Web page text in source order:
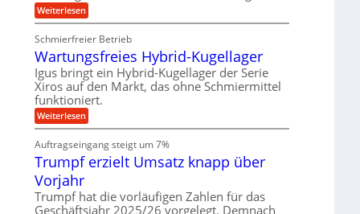
e
g
n
e
n
u
n
d
M
a
s
c
h
i
n
e
b
u
k
z
e
u
k
r
e
s
l
a
f
Weiterlesen:
K
g
e
l
s
c
h
i
e
n
e
r
Schmierfreier Betrieb
Wartungsfreies Hybrid-Kugellager
Igus bringt ein Hybrid-Kugellager der Serie
Xiros auf den Markt, das ohne Schmiermittel
funktioniert.
Weiterlesen:
W
r
g
s
Auftragseingang steigt um 7%
Trumpf erzielt Umsatz knapp über
Vorjahr
Trumpf hat die vorläufigen Zahlen für das
Geschäftsjahr 2025/26 vorgelegt. Demnach